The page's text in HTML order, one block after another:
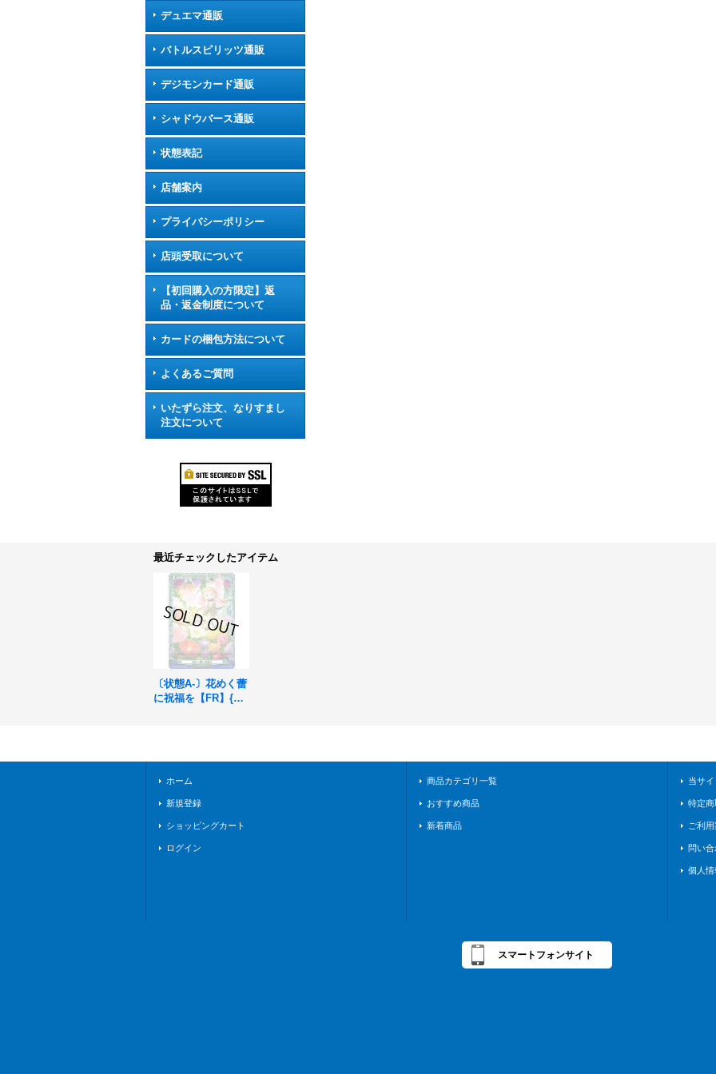
デュエマ通販
バトルスピリッツ通販
デジモンカード通販
シャドウバース通販
状態表記
店舗案内
プライバシーポリシー
店頭受取について
【初回購入の方限定】返
品・返金制度について
カードの梱包方法について
よくあるご質問
いたずら注文、なりすまし
注文について
最近チェックしたアイテム
〔状態A-〕花めく蕾
に祝福を【FR】{D-
ホーム
新規登録
ショッピングカート
ログイン
商品カテゴリ一覧
おすすめ商品
新着商品
当サ
特定
ご利
問い合
個人
スマートフォンサイト